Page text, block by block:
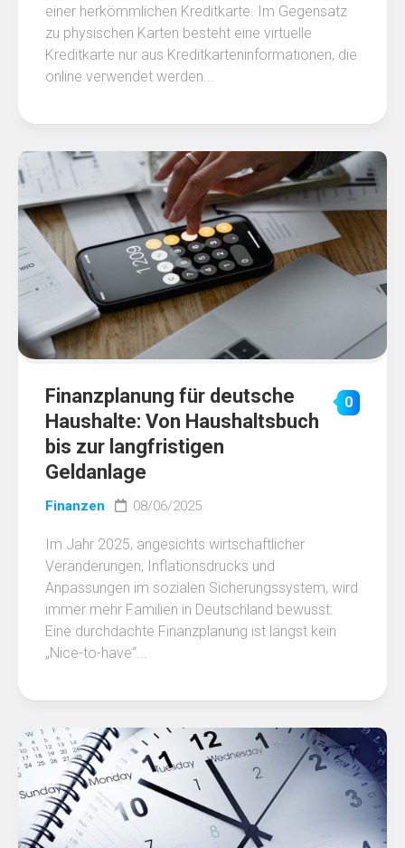
einer herkömmlichen Kreditkarte. Im Gegensatz
zu physischen Karten besteht eine virtuelle
Kreditkarte nur aus Kreditkarteninformationen, die
online verwendet werden...
Finanzplanung für deutsche
Haushalte: Von Haushaltsbuch
bis zur langfristigen
Geldanlage
0
Finanzen 08/06/2025
Im Jahr 2025, angesichts wirtschaftlicher
Veränderungen, Inflationsdrucks und
Anpassungen im sozialen Sicherungssystem, wird
immer mehr Familien in Deutschland bewusst:
Eine durchdachte Finanzplanung ist längst kein
„Nice-to-have“...